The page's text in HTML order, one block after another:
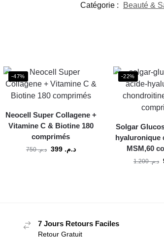
Catégorie : Beauté &
-47%
Neocell Super Collagene +
Vitamine C & Biotine 180
comprimés
د.م.750 د.م. 399
-22%
Solgar
hyaluronique
MSM,60
د.م.1.200
7 Jours Retours Faciles
Retour Gratuit